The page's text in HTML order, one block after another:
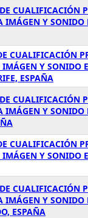
CUALIFICACIÓN
IMÁGEN Y SONIDO
CUALIFICACIÓN
Y SONIDO
ESPAÑA
CUALIFICACIÓN
IMÁGEN Y SONIDO
CUALIFICACIÓN
Y SONIDO
CUALIFICACIÓN
IMÁGEN Y SONIDO
ESPAÑA